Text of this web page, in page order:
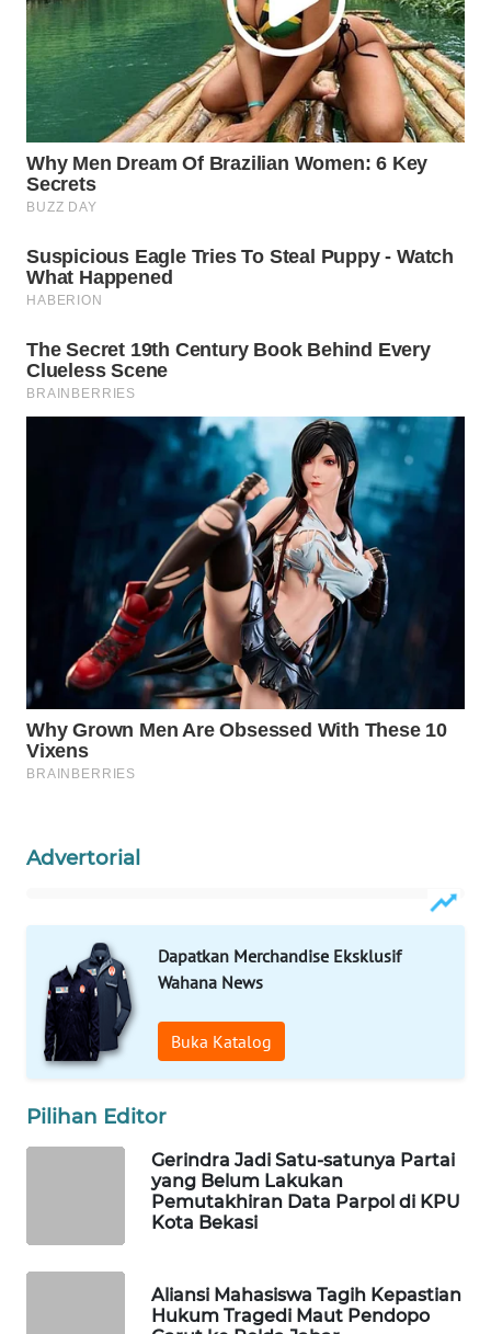
Advertorial
Dapatkan Merchandise Eksklusif
Wahana News
Buka Katalog
Pilihan Editor
Gerindra Jadi Satu-satunya Partai
yang Belum Lakukan
Pemutakhiran Data Parpol di KPU
Kota Bekasi
Aliansi Mahasiswa Tagih Kepastian
Hukum Tragedi Maut Pendopo
MARTABAT
NET
PLN
WATCH
MKLI
LKKI
KOPEKLIN
PORTAL
KONSUMEN
FORJASIDA
TAMBANG
NEWS
SITUNGIR
NEWS
NEWS
METRO
SIANTAR
NEWS
MEDAN